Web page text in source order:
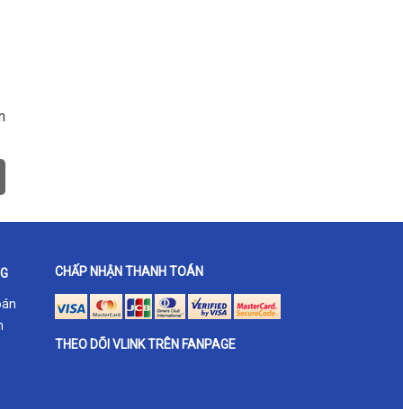
CHẤP NHẬN THANH TOÁN
THEO DÕI VLINK TRÊN FANPAGE